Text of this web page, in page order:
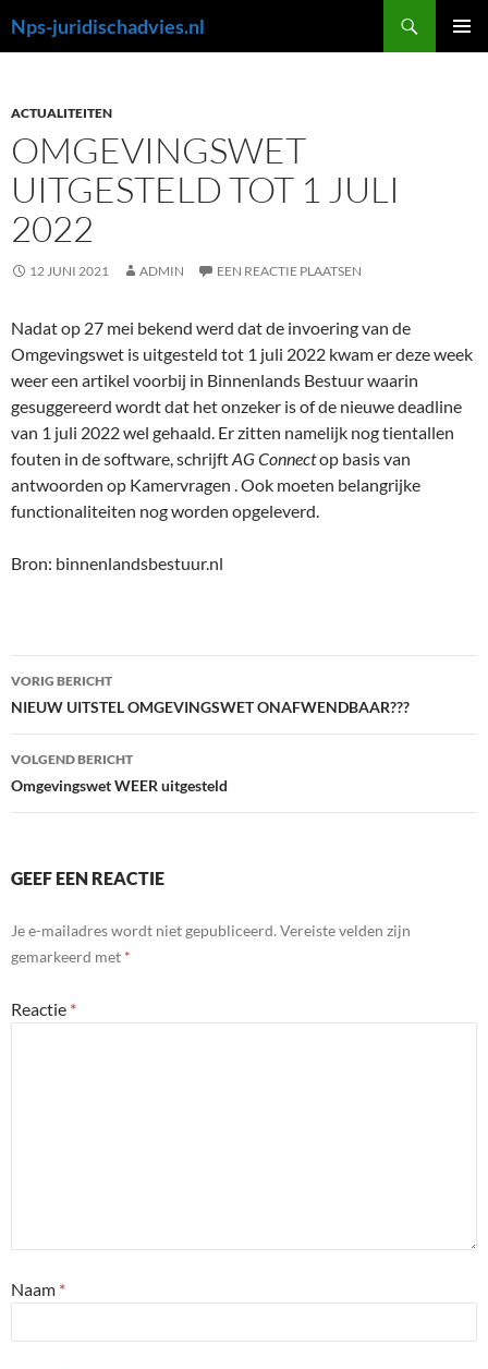
naar
Nps-juridischadvies.nl
ACTUALITEITEN
OMGEVINGSWET
UITGESTELD TOT 1 JULI
2022
12 JUNI 2021 ADMIN EEN REACTIE PLAATSEN
Nadat op 27 mei bekend werd dat de invoering van de
Omgevingswet is uitgesteld tot 1 juli 2022 kwam er deze week
weer een artikel voorbij in Binnenlands Bestuur waarin
gesuggereerd wordt dat het onzeker is of de nieuwe deadline
van 1 juli 2022 wel gehaald. Er zitten namelijk nog tientallen
fouten in de software, schrijftAG Connectop basis van
antwoorden op Kamervragen . Ook moeten belangrijke
functionaliteiten nog worden opgeleverd.
Bron: binnenlandsbestuur.nl
Bericht
navigatie
VORIG BERICHT
NIEUW UITSTEL OMGEVINGSWET ONAFWENDBAAR???
VOLGEND BERICHT
Omgevingswet WEER uitgesteld
GEEF EEN REACTIE
Je e-mailadres wordt niet gepubliceerd. Vereiste velden zijn
gemarkeerd met *
Reactie *
Naam *